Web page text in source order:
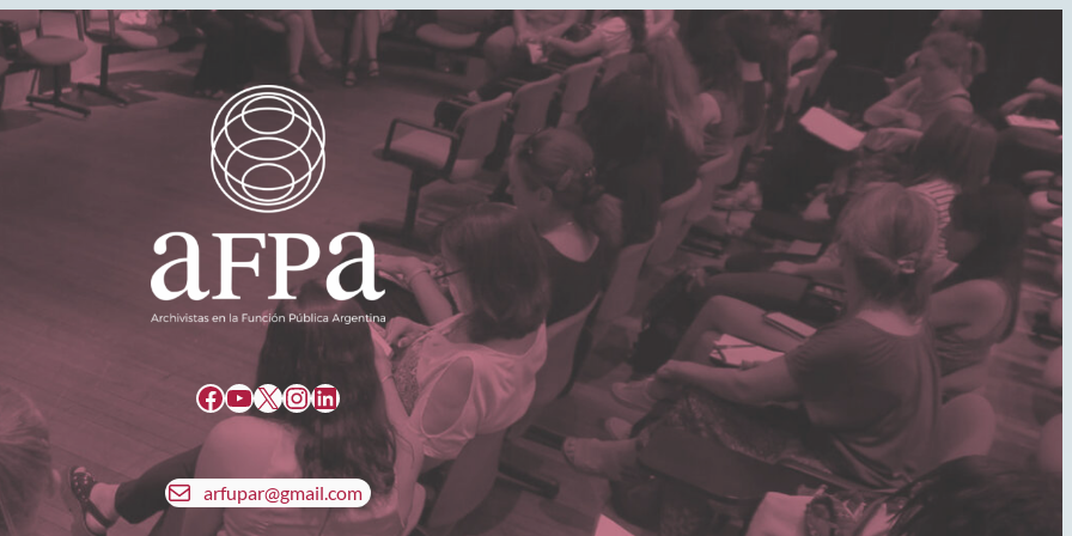
Facebook
YouTube
X Instagram
LinkedIn
arfupar@gmail.com